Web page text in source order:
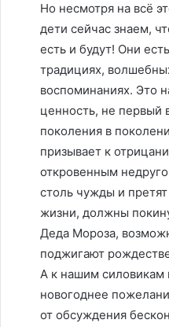
Но несмотря на всё
дети сейчас знаем,
есть и будут! Они
традициях,
воспоминаниях. Это
ценность, не первый
поколения в
призывает к
откровенным
столь чужды и
жизни, должны
Деда Мороза,
поджигают
А к нашим силовикам
новогоднее
от обсуждения